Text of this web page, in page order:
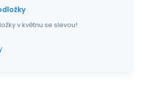
v květnu se slevou!